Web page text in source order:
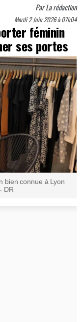
ParLa rédaction
Mardi 2 Juin 2026 à 07h04
féminin
ses portes
bien connue à Lyon
DR